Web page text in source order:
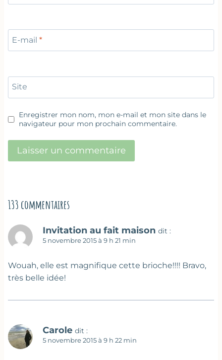
E-mail *
Site
Enregistrer mon nom, mon e-mail et mon site dans le
navigateur pour mon prochain commentaire.
133 commentaires
Invitation au fait maison dit :
5 novembre 2015 à 9 h 21 min
Wouah, elle est magnifique cette brioche!!!! Bravo,
très belle idée!
Carole dit :
5 novembre 2015 à 9 h 22 min